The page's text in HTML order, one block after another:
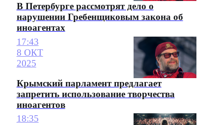
В Петербурге рассмотрят дело о
нарушении Гребенщиковым закона об
иноагентах
17:43
8 ОКТ
2025
Крымский парламент предлагает
запретить использование творчества
иноагентов
18:35